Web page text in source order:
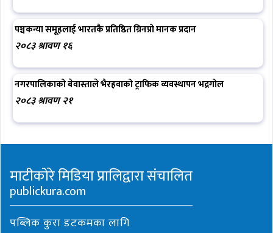
पञ्चकन्या समूहलाई भारतकै प्रतिष्ठित ग्रिनप्रो मानक प्रदान
२०८३ श्रावण १६
नगरपालिकाको बेवास्ताले भैरहवाको ट्राफिक व्यवस्थापन भद्रगोल
२०८३ श्रावण २१
माटीकोरे मिडिया प्रालिद्वारा संचालित
publickura.com
पब्लिक कुरा डटकमका लागि